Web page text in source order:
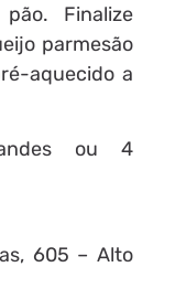
Finalize
parmesão
aquecido a
ou 4
605 – Alto